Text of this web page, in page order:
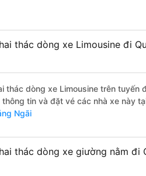
thác dòng xe Limousine đi
thác dòng xe Limousine trên tuyến
tin và đặt vé các nhà xe này
Ngãi
thác dòng xe giường nằm đi